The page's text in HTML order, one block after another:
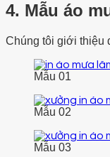
4. Mẫu áo
Chúng tôi giới thiệu
Mẫu 01
Mẫu 02
Mẫu 03